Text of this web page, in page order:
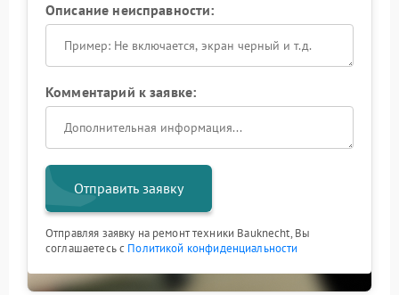
Описание неисправности:
Комментарий к заявке:
Отправить заявку
Отправляя заявку на ремонт техники Bauknecht, Вы
соглашаетесь с Политикой конфиденциальности